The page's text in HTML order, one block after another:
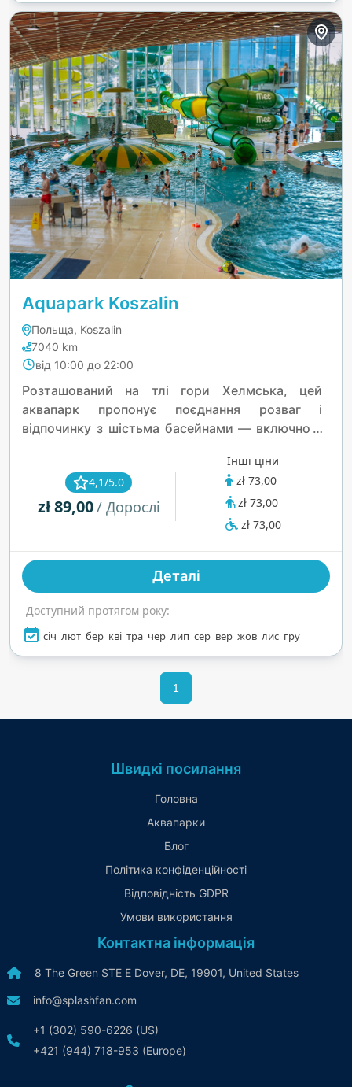
Aquapark Koszalin
Польща, Koszalin
7040 km
від 10:00 до 22:00
Розташований на тлі гори Хелмська, цей
аквапарк пропонує поєднання розваг і
відпочинку з шістьма басейнами — включно з
дитячою зоною — а також захоплюючими
гірками, як-от 176-метрова Анаконда. З
кришталево чистою водою, спа, фітнес-
центром і затишним середземноморським
відпочинку та оздоровлення.
4,1/5.0
zł 89,00/ Дорослі
Інші ціни
zł 73,00
zł 73,00
zł 73,00
Деталі
Доступний протягом року:
січ лют бер кві тра чер лип сер вер жов лис гру
1
Швидкі посилання
Головна
Аквапарки
Блог
Політика конфіденційності
Відповідність GDPR
Умови використання
Контактна інформація
8 The Green STE E Dover, DE, 19901, United States
info@splashfan.com
+1 (302) 590-6226 (US)
+421 (944) 718-953 (Europe)